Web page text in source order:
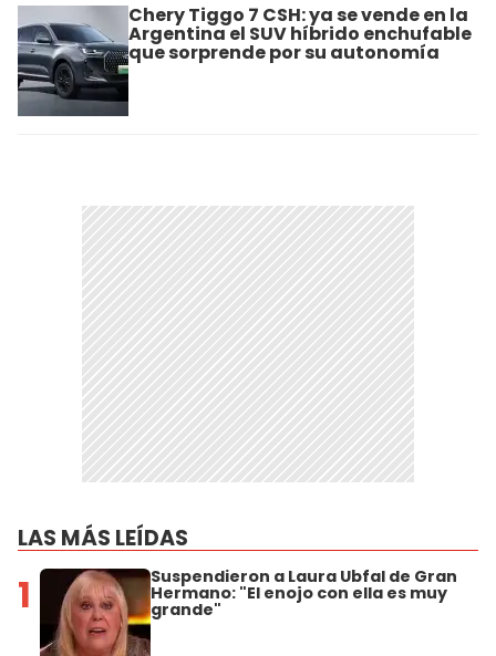
Chery Tiggo 7 CSH: ya se vende en la
Argentina el SUV híbrido enchufable
que sorprende por su autonomía
LAS MÁS LEÍDAS
1 Suspendieron a Laura Ubfal de Gran
Hermano: "El enojo con ella es muy
grande"